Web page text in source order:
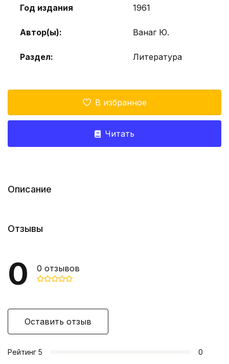
Год издания 1961
Автор(ы): Ванаг Ю.
Раздел: Литература
В избранное
Читать
Описание
Отзывы
0 0 отзывов
Оставить отзыв
Рейтинг 5 0